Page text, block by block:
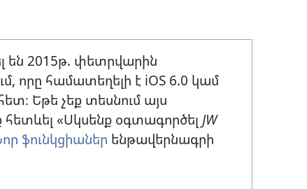
են 2015թ. փետրվարին
որը համատեղելի է iOS 6.0 կամ
Եթե չեք տեսնում այս
հետևել «Սկսենք օգտագործել JW
ֆունկցիաներ ենթավերնագրի